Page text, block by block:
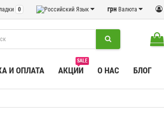
грн Валюта
Язык
0
И ОПЛАТА
SALE
АКЦИИ О НАС БЛОГ